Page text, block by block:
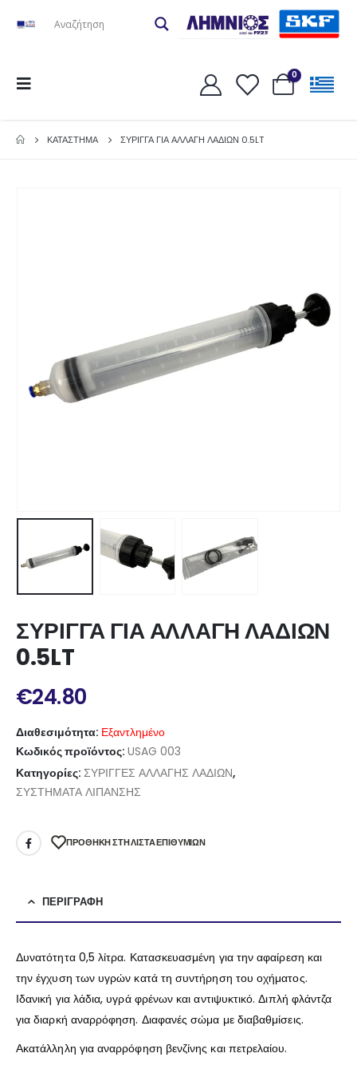
0
ΚΑΤΆΣΤΗΜΑ ΣΥΡΙΓΓΑ ΓΙΑ ΑΛΛΑΓΗ ΛΑΔΙΩΝ 0.5LT
ΣΥΡΙΓΓΑ ΓΙΑ ΑΛΛΑΓΗ ΛΑΔΙΩΝ
0.5LT
€24.80
Διαθεσιμότητα: Εξαντλημένο
Κωδικός προϊόντος: USAG 003
Κατηγορίες: ΣΥΡΙΓΓΕΣ ΑΛΛΑΓΗΣ ΛΑΔΙΩΝ,
ΣΥΣΤΗΜΑΤΑ ΛΙΠΑΝΣΗΣ
ΠΡΌΘΉΚΗ ΣΤΗ ΛΊΣΤΑ ΕΠΙΘΥΜΙΏΝ
ΠΕΡΙΓΡΑΦΉ
Δυνατότητα 0,5 λίτρα. Κατασκευασμένη για την αφαίρεση και
την έγχυση των υγρών κατά τη συντήρηση του οχήματος.
Ιδανική για λάδια, υγρά φρένων και αντιψυκτικό. Διπλή φλάντζα
για διαρκή αναρρόφηση. Διαφανές σώμα με διαβαθμίσεις.
Ακατάλληλη για αναρρόφηση βενζίνης και πετρελαίου.